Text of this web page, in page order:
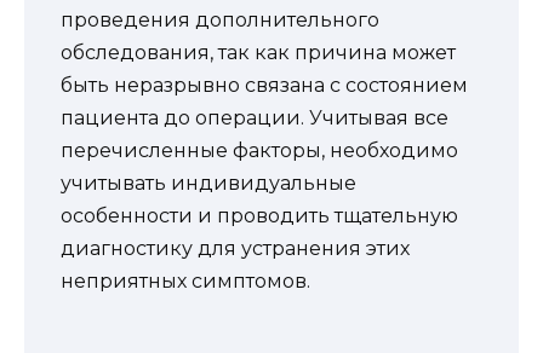
проведения дополнительного
обследования, так как причина может
быть неразрывно связана с состоянием
пациента до операции. Учитывая все
перечисленные факторы, необходимо
учитывать индивидуальные
особенности и проводить тщательную
диагностику для устранения этих
неприятных симптомов.